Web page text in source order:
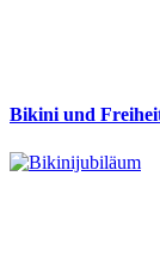
Bikini und